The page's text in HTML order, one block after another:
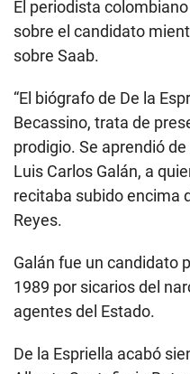
El periodista
sobre el candidato
sobre Saab.
“El biógrafo de De la
Becassino, trata de
prodigio. Se aprendió
Luis Carlos Galán, a
recitaba subido encima
Reyes.
Galán fue un candidato
1989 por sicarios del
agentes del Estado.
De la Espriella acabó